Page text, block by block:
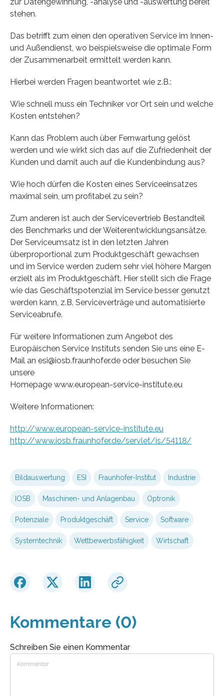
stehen.
Das betrifft zum einen den operativen Service im Innen-
und Außendienst, wo beispielsweise die optimale Form
der Zusammenarbeit ermittelt werden kann.
Hierbei werden Fragen beantwortet wie z.B.:
Wie schnell muss ein Techniker vor Ort sein und welche
Kosten entstehen?
Kann das Problem auch über Fernwartung gelöst
werden und wie wirkt sich das auf die Zufriedenheit der
Kunden und damit auch auf die Kundenbindung aus?
Wie hoch dürfen die Kosten eines Serviceeinsatzes
maximal sein, um profitabel zu sein?
Zum anderen ist auch der Servicevertrieb Bestandteil
des Benchmarks und der Weiterentwicklungsansätze.
Der Serviceumsatz ist in den letzten Jahren
überproportional zum Produktgeschäft gewachsen
und im Service werden zudem sehr viel höhere Margen
erzielt als im Produktgeschäft. Hier stellt sich die Frage
wie das Geschäftspotenzial im Service besser genutzt
werden kann, z.B. Serviceverträge und automatisierte
Serviceabrufe.
Für weitere Informationen zum Angebot des
Europäischen Service Instituts senden Sie uns eine E-
Mail an esi@iosb.fraunhofer.de oder besuchen Sie
unsere
Homepage www.european-service-institute.eu
Weitere Informationen:
http://www.european-service-institute.eu
http://www.iosb.fraunhofer.de/servlet/is/54118/
Bildauswertung ESI Fraunhofer-Institut Industrie
IOSB Maschinen- und Anlagenbau Optronik
Potenziale Produktgeschäft Service Software
Systemtechnik Wettbewerbsfähigkeit Wirtschaft
Kommentare (0)
Schreiben Sie einen Kommentar